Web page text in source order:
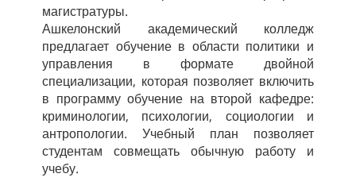
магистратуры.
Ашкелонский академический колледж
предлагает обучение в области политики и
управления в формате двойной
специализации, которая позволяет включить
в программу обучение на второй кафедре:
криминологии, психологии, социологии и
антропологии. Учебный план позволяет
студентам совмещать обычную работу и
учебу.